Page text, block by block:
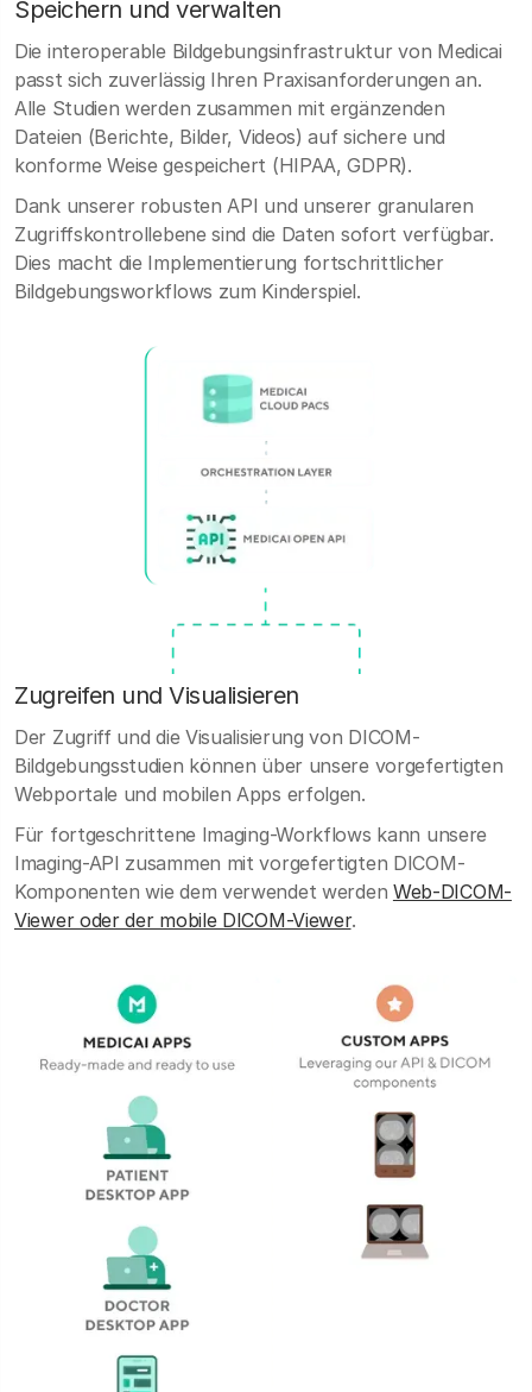
Speichern und verwalten
Die interoperable Bildgebungsinfrastruktur von Medicai
passt sich zuverlässig Ihren Praxisanforderungen an.
Alle Studien werden zusammen mit ergänzenden
Dateien (Berichte, Bilder, Videos) auf sichere und
konforme Weise gespeichert (HIPAA, GDPR).
Dank unserer robusten API und unserer granularen
Zugriffskontrollebene sind die Daten sofort verfügbar.
Dies macht die Implementierung fortschrittlicher
Bildgebungsworkflows zum Kinderspiel.
Zugreifen und Visualisieren
Der Zugriff und die Visualisierung von DICOM-
Bildgebungsstudien können über unsere vorgefertigten
Webportale und mobilen Apps erfolgen.
Für fortgeschrittene Imaging-Workflows kann unsere
Imaging-API zusammen mit vorgefertigten DICOM-
Komponenten wie dem verwendet werden Web-DICOM-
Viewer oder der mobile DICOM-Viewer.